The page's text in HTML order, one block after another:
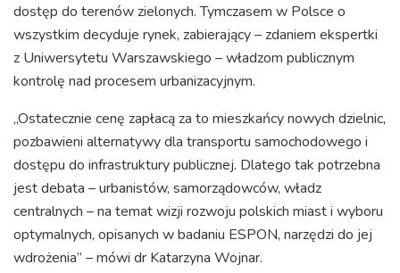
dostęp do terenów zielonych. Tymczasem w Polsce o
wszystkim decyduje rynek, zabierający – zdaniem ekspertki
z Uniwersytetu Warszawskiego – władzom publicznym
kontrolę nad procesem urbanizacyjnym.
„Ostatecznie cenę zapłacą za to mieszkańcy nowych dzielnic,
pozbawieni alternatywy dla transportu samochodowego i
dostępu do infrastruktury publicznej. Dlatego tak potrzebna
jest debata – urbanistów, samorządowców, władz
centralnych – na temat wizji rozwoju polskich miast i wyboru
optymalnych, opisanych w badaniu ESPON, narzędzi do jej
wdrożenia” – mówi dr Katarzyna Wojnar.